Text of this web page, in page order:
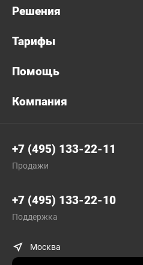
Решения
Тарифы
Помощь
Компания
+7 (495) 133-22-11
Продажи
+7 (495) 133-22-10
Поддержка
Москва